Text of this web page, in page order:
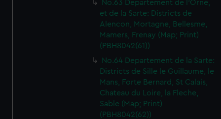
We’d like to use additional cookies to remember your
preferences, understand how our website is used, and to
help us improve it. We may also use cookies to tailor our
marketing to your interests and deliver embedded content
from third-party sources. You can choose to allow all
cookies, change your preferences or opt-out at any time.
No.63 Departement de l'Orne,
et de la Sarte: Districts de
Alencon, Mortagne, Bellesme,
Mamers, Frenay (Map; Print)
(PBH8042(61))
No.64 Departement de la Sarte:
Districts de Sille le Guillaume, le
Mans, Forte Bernard, St Calais,
Chateau du Loire, la Fleche,
Sable (Map; Print)
(PBH8042(62))